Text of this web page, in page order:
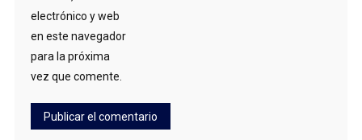
electrónico y web
en este navegador
para la próxima
vez que comente.